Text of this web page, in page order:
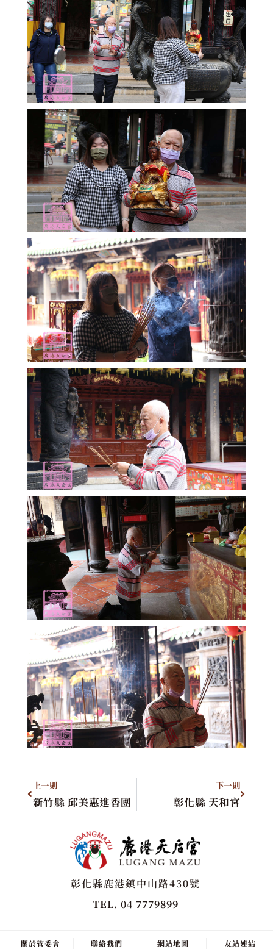
上一則
新竹縣 邱美惠進香團
下一則
彰化縣 天和宮
彰化縣鹿港鎮中山路430號
TEL. 04 7779899
關於管委會 聯絡我們 網站地圖 友站連結